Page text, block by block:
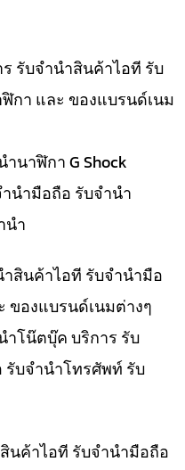
รับจำนำสินค้าไอที รับ
กา และ ของแบรนด์เนม
นาฬิกา G Shock
นำมือถือ รับจำนำ
นำ
สินค้าไอที รับจำนำมือ
ของแบรนด์เนมต่างๆ
ำโน๊ตบุ๊ค บริการ รับ
บจำนำโทรศัพท์ รับ
นค้าไอที รับจำนำมือถือ